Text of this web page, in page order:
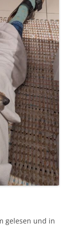
gelesen und in